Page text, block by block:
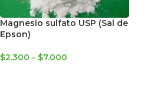
Magnesio sulfato USP (Sal de
Epson)
$2.300 - $7.000